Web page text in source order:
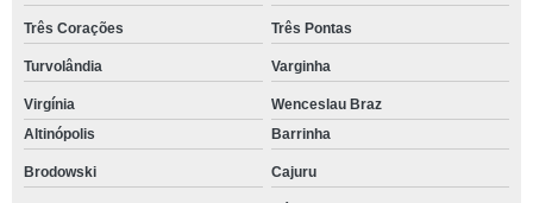
Três Corações Três Pontas
Turvolândia Varginha
Virgínia
Wenceslau Braz
Altinópolis
Barrinha
Brodowski Cajuru